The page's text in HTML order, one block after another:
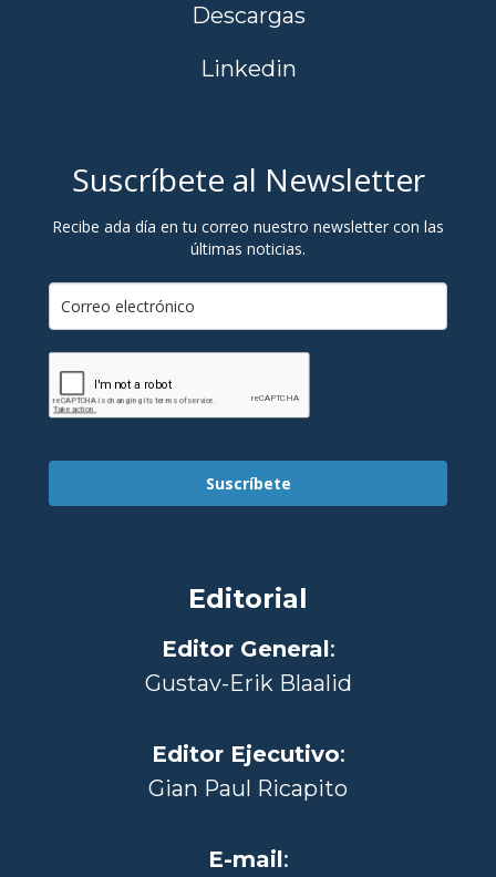
Descargas
Linkedin
Suscríbete al Newsletter
Recibe ada día en tu correo nuestro newsletter con las
últimas noticias.
Suscríbete
Editorial
Editor General:
Gustav-Erik Blaalid
Editor Ejecutivo:
Gian Paul Ricapito
E-mail: